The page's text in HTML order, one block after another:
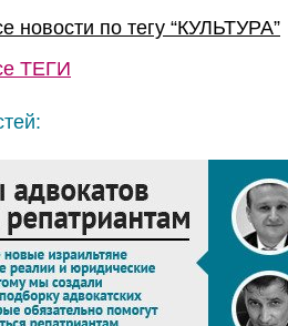
новости по тегу “КУЛЬТУРА”
ТЕГИ